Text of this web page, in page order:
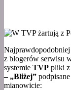
Najprawdopodobniej
z blogerów serwisu
systemie TVP pliki z
– „Bliżej”
mianowicie: